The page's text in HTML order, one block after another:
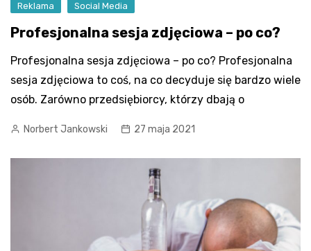
Reklama
Social Media
Profesjonalna sesja zdjęciowa – po co?
Profesjonalna sesja zdjęciowa – po co? Profesjonalna
sesja zdjęciowa to coś, na co decyduje się bardzo wiele
osób. Zarówno przedsiębiorcy, którzy dbają o
Norbert Jankowski 27 maja 2021